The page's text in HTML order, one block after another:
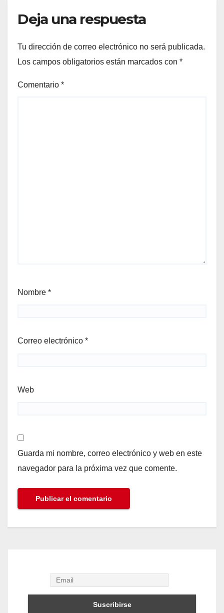
Deja una respuesta
Tu dirección de correo electrónico no será publicada.
Los campos obligatorios están marcados con *
Comentario *
Nombre *
Correo electrónico *
Web
Guarda mi nombre, correo electrónico y web en este
navegador para la próxima vez que comente.